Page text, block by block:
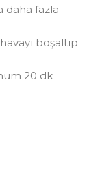
daha fazla
boşaltıp
20 dk